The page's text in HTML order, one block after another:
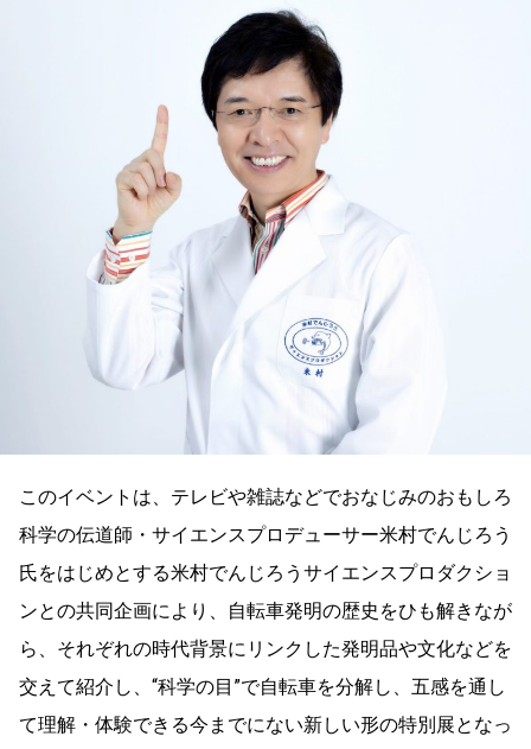
このイベントは、テレビや雑誌などでおなじみのおもしろ
科学の伝道師・サイエンスプロデューサー米村でんじろう
氏をはじめとする米村でんじろうサイエンスプロダクショ
ンとの共同企画により、自転車発明の歴史をひも解きなが
ら、それぞれの時代背景にリンクした発明品や文化などを
交えて紹介し、“科学の目”で自転車を分解し、五感を通し
て理解・体験できる今までにない新しい形の特別展となっ